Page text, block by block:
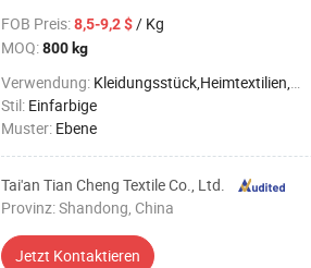
FOB Preis:8,5-9,2 $/ Kg
MOQ:800 kg
Verwendung: Kleidungsstück,Heimtextilien,Dekoration
Stil: Einfarbige
Muster: Ebene
Tai'an Tian Cheng Textile Co., Ltd.
Provinz: Shandong, China
Jetzt Kontaktieren